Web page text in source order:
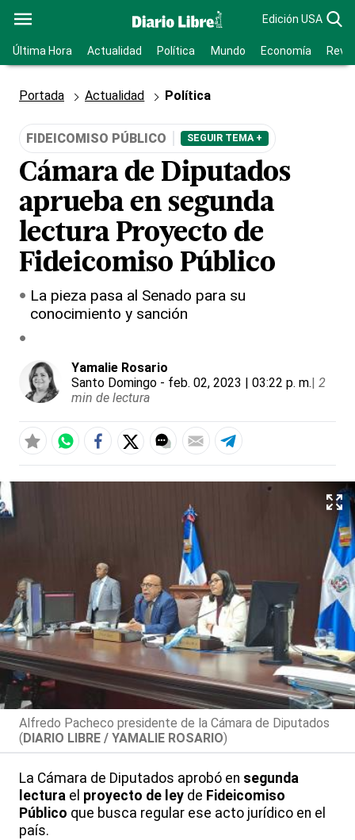
Edición USA
Última Hora Actualidad Política Mundo Economía
Portada Actualidad Política
FIDEICOMISO PÚBLICO SEGUIR TEMA +
Cámara de Diputados
aprueba en segunda
lectura Proyecto de
Fideicomiso Público
La pieza pasa al Senado para su
conocimiento y sanción
Yamalie Rosario
Santo Domingo - feb. 02, 2023 | 03:22 p. m.| 2
min de lectura
Alfredo Pacheco presidente de la Cámara de Diputados
(DIARIO LIBRE / YAMALIE ROSARIO)
La Cámara de Diputados aprobó en segunda
lectura el proyecto de ley de Fideicomiso
Público que busca regular ese acto jurídico en el
país.